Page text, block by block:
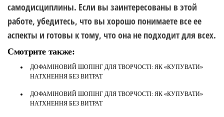
самодисциплины. Если вы заинтересованы в этой
работе, убедитесь, что вы хорошо понимаете все ее
аспекты и готовы к тому, что она не подходит для всех.
Смотрите также:
ДОФАМІНОВИЙ ШОПІНГ ДЛЯ ТВОРЧОСТІ: ЯК «КУПУВАТИ»
НАТХНЕННЯ БЕЗ ВИТРАТ
ДОФАМІНОВИЙ ШОПІНГ ДЛЯ ТВОРЧОСТІ: ЯК «КУПУВАТИ»
НАТХНЕННЯ БЕЗ ВИТРАТ